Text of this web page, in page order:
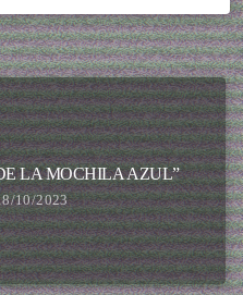
LA MOCHILA AZUL”
10/2023